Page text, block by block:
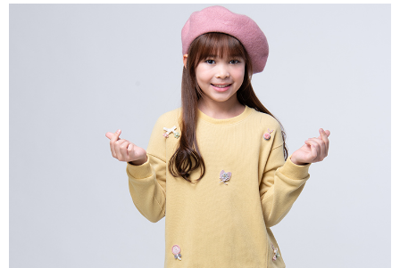
每筆NT$80，滿NT$2,000(含以上)免運費
每筆NT$80，滿NT$2,000(含以上)免運費